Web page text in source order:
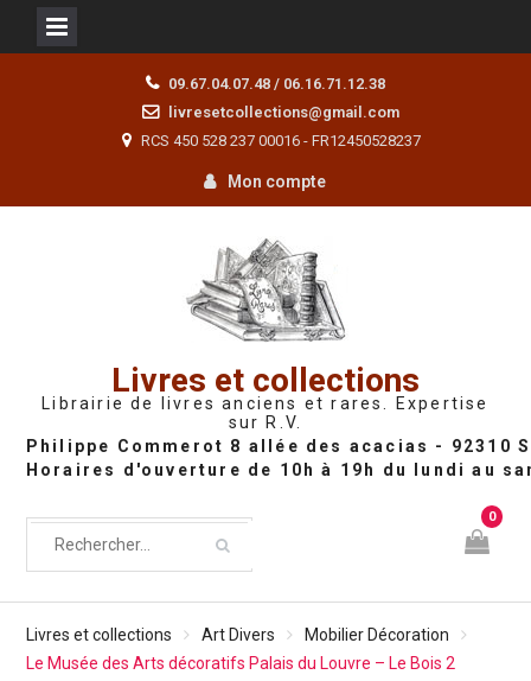
09.67.04.07.48 / 06.16.71.12.38
livresetcollections@gmail.com
RCS 450 528 237 00016 - FR12450528237
Mon compte
Livres et collections
Librairie de livres anciens et rares. Expertise
sur R.V.
0
Livres et collections Art Divers
Mobilier Décoration
Le Musée des Arts décoratifs Palais du Louvre – Le Bois 2